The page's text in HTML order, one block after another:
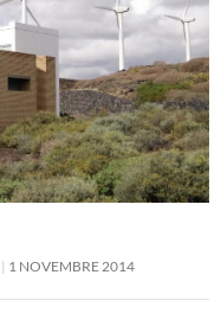
1 NOVEMBRE 2014